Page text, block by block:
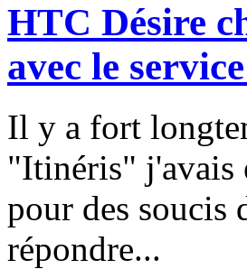
HTC Désire
avec le
Il y a fort
"Itinéris" j'avais
pour des soucis
répondre...